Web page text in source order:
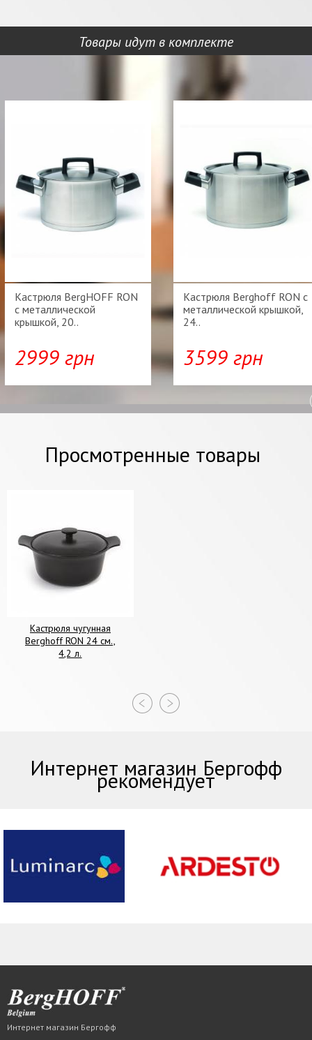
Товары идут в комплекте
Кастрюля BergHOFF RON
с металлической
крышкой, 20..
2999 грн
Кастрюля Berghoff RON с
металлической крышкой,
24..
3599 грн
Просмотренные товары
Кастрюля чугунная
Berghoff RON 24 см.,
4,2 л.
Интернет магазин Бергофф
рекомендует
Интернет магазин Бергофф